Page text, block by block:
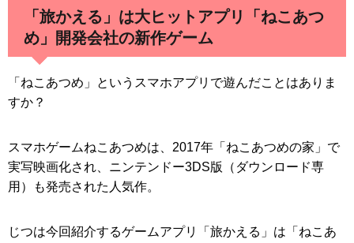
「赤ちゃんの部屋」に100均ダイソー記事を
寄稿しました！
「旅かえる」は大ヒットアプリ「ねこあつ
め」開発会社の新作ゲーム
「ねこあつめ」というスマホアプリで遊んだことはありま
すか？
スマホゲームねこあつめは、2017年「ねこあつめの家」で
実写映画化され、ニンテンドー3DS版（ダウンロード専
用）も発売された人気作。
じつは今回紹介するゲームアプリ「旅かえる」は「ねこあ